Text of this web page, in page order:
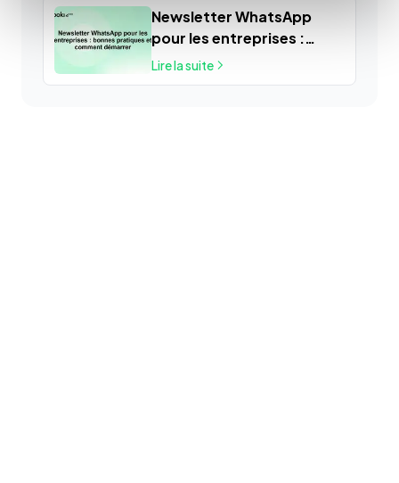
Newsletter WhatsApp
pour les entreprises :
bonnes pratiques et
comment démarrer
Lire la suite